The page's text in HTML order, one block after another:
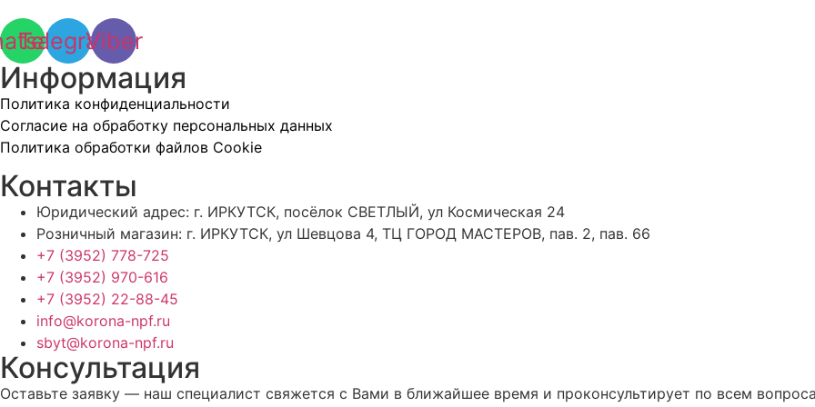
Telegram
Viber
Информация
Политика конфиденциальности
Согласие на обработку персональных данных
Политика обработки файлов Cookie
Контакты
Юридический адрес: г. ИРКУТСК, посёлок СВЕТЛЫЙ, ул Космическая 24
Розничный магазин: г. ИРКУТСК, ул Шевцова 4, ТЦ ГОРОД МАСТЕРОВ, пав. 2, пав. 66
+7 (3952) 778-725
+7 (3952) 970-616
+7 (3952) 22-88-45
info@korona-npf.ru
sbyt@korona-npf.ru
Консультация
Оставьте заявку — наш специалист свяжется с Вами в ближайшее время и проконсультирует по всем